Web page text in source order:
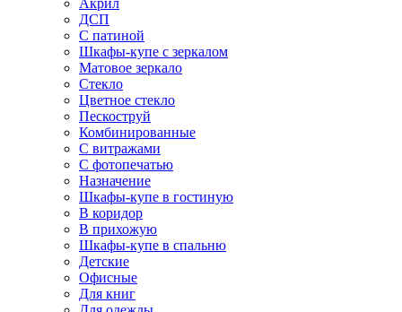
Акрил
ДСП
С патиной
Шкафы-купе с зеркалом
Матовое зеркало
Стекло
Цветное стекло
Пескоструй
Комбинированные
С витражами
С фотопечатью
Назначение
Шкафы-купе в гостиную
В коридор
В прихожую
Шкафы-купе в спальню
Детские
Офисные
Для книг